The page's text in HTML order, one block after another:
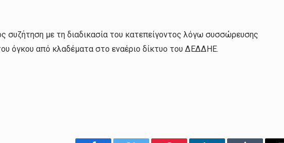
συζήτηση με τη διαδικασία του κατεπείγοντος λόγω συσσώρευσης
όγκου από κλαδέματα στο εναέριο δίκτυο του ΔΕΔΔΗΕ.